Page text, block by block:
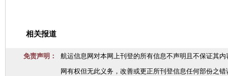
相关报道
免责声明：
航运信息网对本网上刊登的所有信息不声明且不保证其
网有权但无此义务，改善或更正所刊登信息任何部份之错